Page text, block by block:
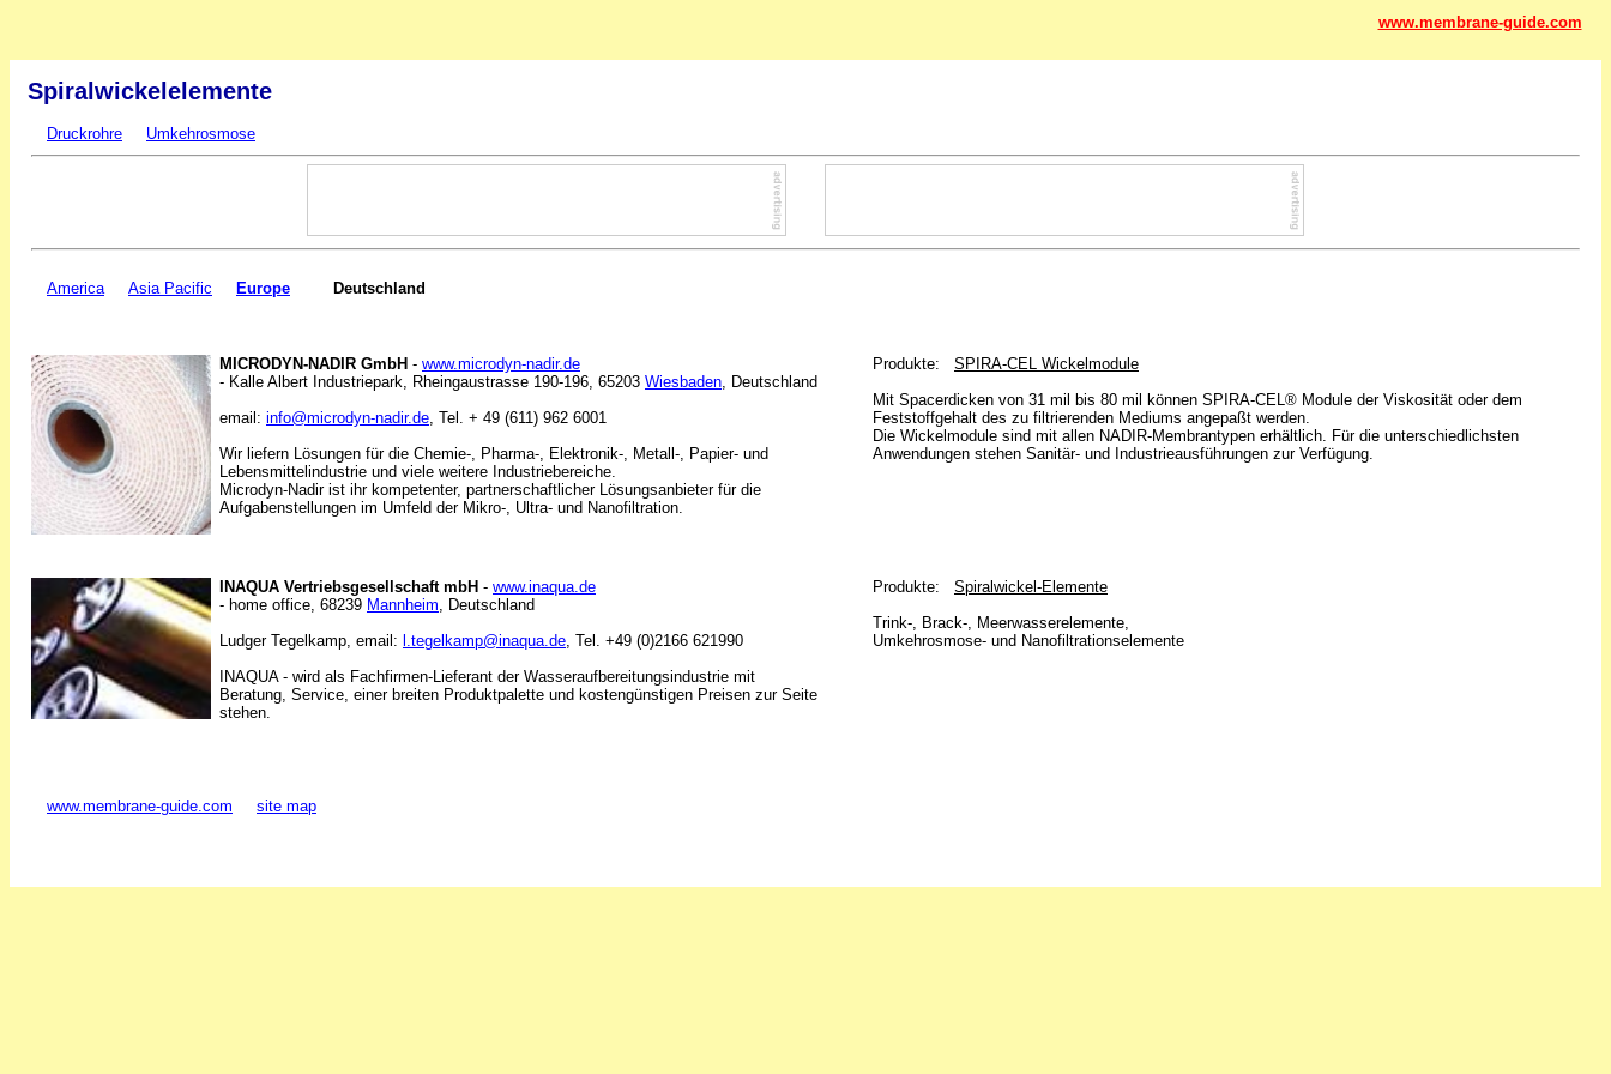
www.membrane-guide.com
Spiralwickelelemente
Druckrohre Umkehrosmose
America Asia Pacific Europe Deutschland
MICRODYN-NADIR GmbH - www.microdyn-nadir.de
- Kalle Albert Industriepark, Rheingaustrasse 190-196, 65203 Wiesbaden, Deutschland
email: info@microdyn-nadir.de, Tel. + 49 (611) 962 6001
Wir liefern Lösungen für die Chemie-, Pharma-, Elektronik-, Metall-, Papier- und
Lebensmittelindustrie und viele weitere Industriebereiche.
Microdyn-Nadir ist ihr kompetenter, partnerschaftlicher Lösungsanbieter für die
Aufgabenstellungen im Umfeld der Mikro-, Ultra- und Nanofiltration.
Produkte: SPIRA-CEL Wickelmodule
Mit Spacerdicken von 31 mil bis 80 mil können SPIRA-CEL® Module der Viskosität oder dem
Feststoffgehalt des zu filtrierenden Mediums angepaßt werden.
Die Wickelmodule sind mit allen NADIR-Membrantypen erhältlich. Für die unterschiedlichsten
Anwendungen stehen Sanitär- und Industrieausführungen zur Verfügung.
INAQUA Vertriebsgesellschaft mbH - www.inaqua.de
- home office, 68239 Mannheim, Deutschland
Ludger Tegelkamp, email: l.tegelkamp@inaqua.de, Tel. +49 (0)2166 621990
INAQUA - wird als Fachfirmen-Lieferant der Wasseraufbereitungsindustrie mit
Beratung, Service, einer breiten Produktpalette und kostengünstigen Preisen zur Seite
stehen.
Produkte: Spiralwickel-Elemente
Trink-, Brack-, Meerwasserelemente,
Umkehrosmose- und Nanofiltrationselemente
www.membrane-guide.com site map